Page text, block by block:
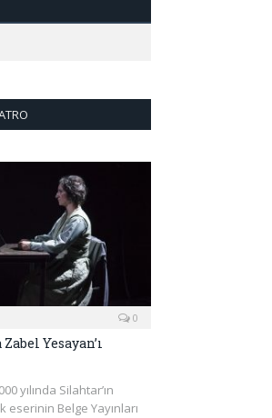
0
Yesayan’ı
yılında Silahtar’ın
Belge Yayınları